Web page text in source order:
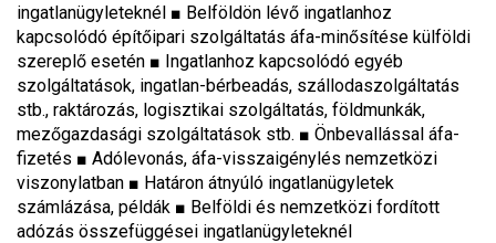
ingatlanügyleteknél ■ Belföldön lévő ingatlanhoz
kapcsolódó építőipari szolgáltatás áfa-minősítése külföldi
szereplő esetén ■ Ingatlanhoz kapcsolódó egyéb
szolgáltatások, ingatlan-bérbeadás, szállodaszolgáltatás
stb., raktározás, logisztikai szolgáltatás, földmunkák,
mezőgazdasági szolgáltatások stb. ■ Önbevallással áfa-
fizetés ■ Adólevonás, áfa-visszaigénylés nemzetközi
viszonylatban ■ Határon átnyúló ingatlanügyletek
számlázása, példák ■ Belföldi és nemzetközi fordított
adózás összefüggései ingatlanügyleteknél